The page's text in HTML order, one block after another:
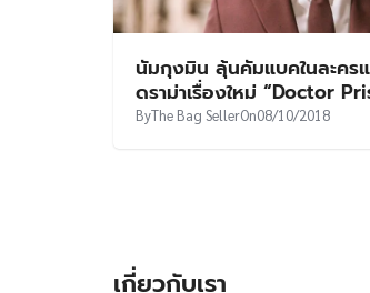
นัมกุงมิน ลุ้นคัมแบคในละคร
ดราม่าเรื่องใหม่ “Doctor
ByThe Bag SellerOn08/10/2018
เกี่ยวกับเรา